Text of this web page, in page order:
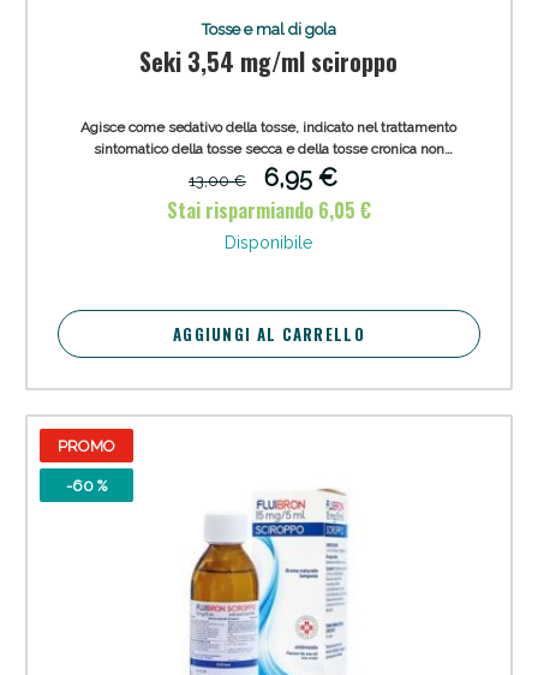
Tosse e mal di gola
Seki 3,54 mg/ml sciroppo
Agisce come sedativo della tosse, indicato nel trattamento
sintomatico della tosse secca e della tosse cronica non
produttiva.
13,00 €
6,95 €
Stai risparmiando 6,05 €
Disponibile
AGGIUNGI AL CARRELLO
PROMO
-60 %